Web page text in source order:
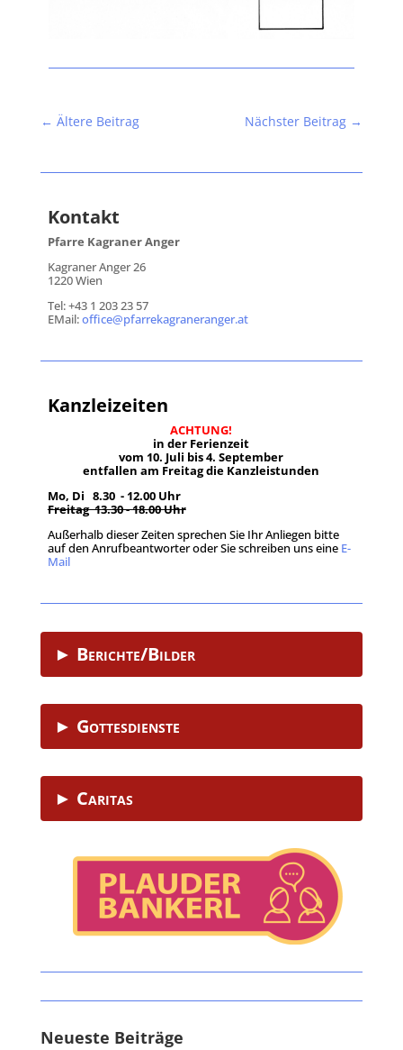
← Ältere Beitrag Nächster Beitrag →
Kontakt
Pfarre Kagraner Anger
Kagraner Anger 26
1220 Wien
Tel: +43 1 203 23 57
EMail:office@pfarrekagraneranger.at
Kanzleizeiten
ACHTUNG!
in der Ferienzeit
vom 10. Juli bis 4. September
entfallen am Freitag die Kanzleistunden
Mo, Di 8.30 - 12.00 Uhr
Freitag 13.30 - 18.00 Uhr
Außerhalb dieser Zeiten sprechen Sie Ihr Anliegen bitte
auf den Anrufbeantworter oder Sie schreiben uns eine E-
Mail.
► Berichte/Bilder
► Gottesdienste
► Caritas
Neueste Beiträge